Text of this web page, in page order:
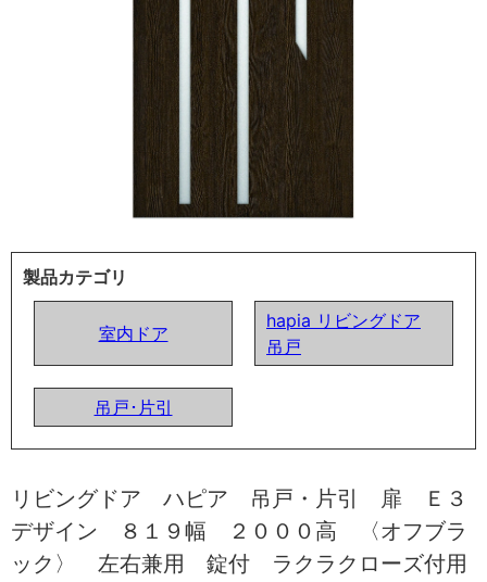
製品カテゴリ
室内ドア
hapia リビングドア
吊戸
吊戸･片引
リビングドア ハピア 吊戸・片引 扉 Ｅ３
デザイン ８１９幅 ２０００高 〈オフブラ
ック〉 左右兼用 錠付 ラクラクローズ付用